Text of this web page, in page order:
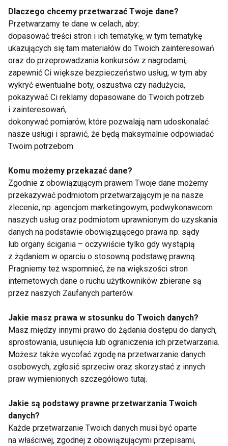
Sauna i łaźnia parowa
Nad książką z hantlami
Pierwszy raz w saunie
Szczuplejsi po saunie
Na rozgrzewkę - sauna
Nie przegap nowości ze
świata FIT!
Dlaczego chcemy przetwarzać Twoje dane?
Przetwarzamy te dane w celach, aby:
dopasować treści stron i ich tematykę, w tym tematykę
ukazujących się tam materiałów do Twoich zainteresowań
oraz do przeprowadzania konkursów z nagrodami,
zapewnić Ci większe bezpieczeństwo usług, w tym aby
wykryć ewentualne boty, oszustwa czy nadużycia,
pokazywać Ci reklamy dopasowane do Twoich potrzeb
i zainteresowań,
dokonywać pomiarów, które pozwalają nam udoskonalać
nasze usługi i sprawić, że będą maksymalnie odpowiadać
Twoim potrzebom
Komu możemy przekazać dane?
Zgodnie z obowiązującym prawem Twoje dane możemy
przekazywać podmiotom przetwarzającym je na nasze
zlecenie, np. agencjom marketingowym, podwykonawcom
naszych usług oraz podmiotom uprawnionym do uzyskania
danych na podstawie obowiązującego prawa np. sądy
lub organy ścigania – oczywiście tylko gdy wystąpią
z żądaniem w oparciu o stosowną podstawę prawną.
Pragniemy też wspomnieć, że na większości stron
internetowych dane o ruchu użytkowników zbierane są
przez naszych Zaufanych parterów.
Jakie masz prawa w stosunku do Twoich danych?
Masz między innymi prawo do żądania dostępu do danych,
sprostowania, usunięcia lub ograniczenia ich przetwarzania.
Możesz także wycofać zgodę na przetwarzanie danych
osobowych, zgłosić sprzeciw oraz skorzystać z innych
praw wymienionych szczegółowo tutaj.
Jakie są podstawy prawne przetwarzania Twoich
danych?
Każde przetwarzanie Twoich danych musi być oparte
na właściwej, zgodnej z obowiązującymi przepisami,